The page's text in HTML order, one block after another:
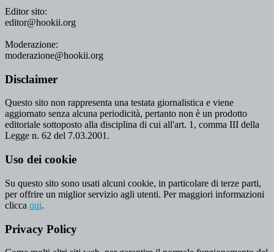
Editor sito:
editor@hookii.org
Moderazione:
moderazione@hookii.org
Disclaimer
Questo sito non rappresenta una testata giornalistica e viene
aggiornato senza alcuna periodicità, pertanto non è un prodotto
editoriale sottoposto alla disciplina di cui all'art. 1, comma III della
Legge n. 62 del 7.03.2001.
Uso dei cookie
Su questo sito sono usati alcuni cookie, in particolare di terze parti,
per offrire un miglior servizio agli utenti. Per maggiori informazioni
clicca qui.
Privacy Policy